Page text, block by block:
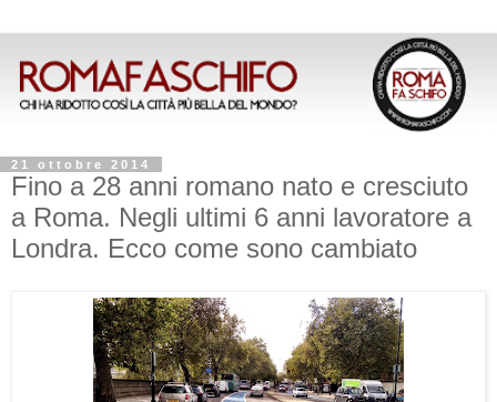
21 ottobre 2014
Fino a 28 anni romano nato e cresciuto
a Roma. Negli ultimi 6 anni lavoratore a
Londra. Ecco come sono cambiato